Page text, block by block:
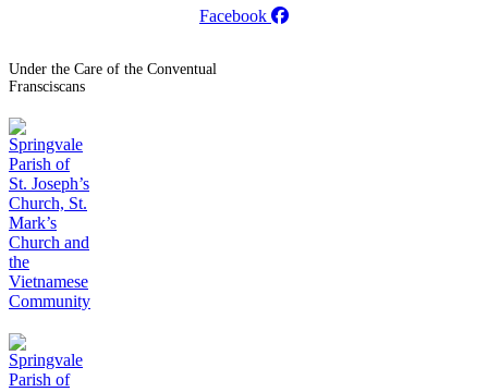
Facebook
Under the Care of the Conventual
Fransciscans